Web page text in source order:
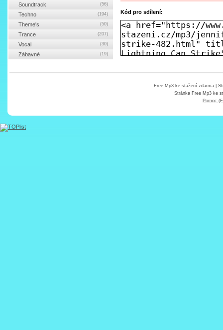
Kód pro sdílení:
Soundtrack (56)
Techno (194)
Theme's (50)
Trance (207)
Vocal (30)
Zábavné (19)
Free Mp3 ke stažení zdarma|
Stránka Free Mp3 ke
Pomoc